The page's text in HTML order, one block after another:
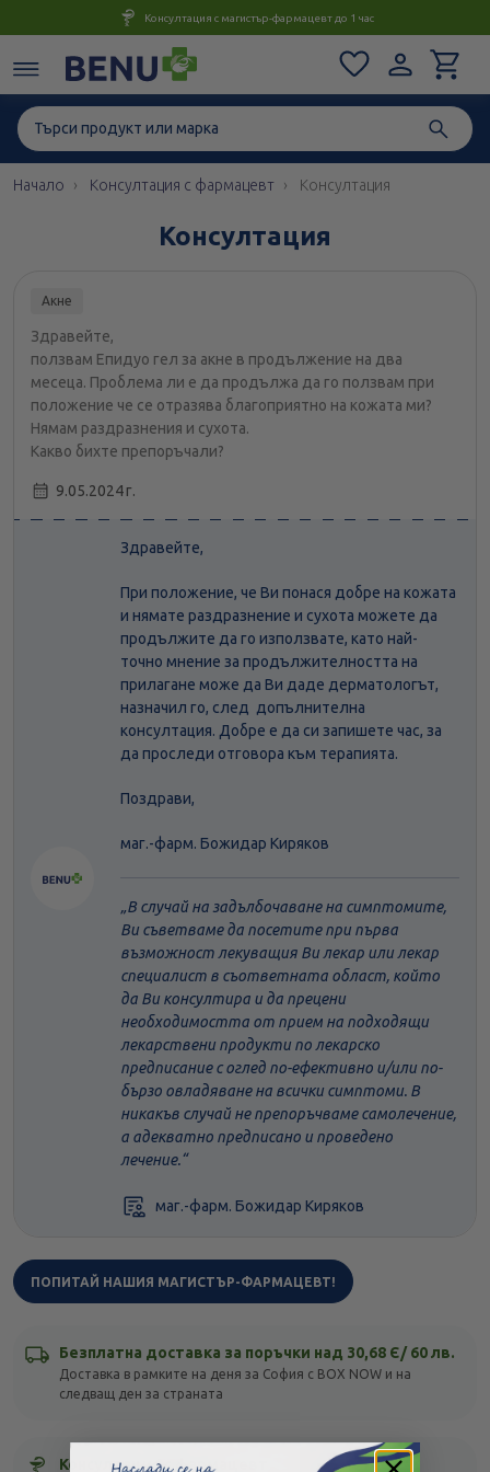
Консултация с магистър-фармацевт до 1 час
Начало Консултация с фармацевт Консултация
Консултация
Акне
Здравейте,
ползвам Епидуо гел за акне в продължение на два
месеца. Проблема ли е да продължа да го ползвам при
положение че се отразява благоприятно на кожата ми?
Нямам раздразнения и сухота.
Какво бихте препоръчали?
9.05.2024 г.
Здравейте,
При положение, че Ви понася добре на кожата
и нямате раздразнение и сухота можете да
продължите да го използвате, като най-
точно мнение за продължителността на
прилагане може да Ви даде дерматологът,
назначил го, след допълнителна
консултация. Добре е да си запишете час, за
да проследи отговора към терапията.
Поздрави,
маг.-фарм. Божидар Киряков
В случай на задълбочаване на симптомите,
Ви съветваме да посетите при първа
възможност лекуващия Ви лекар или лекар
специалист в съответната област, който
да Ви консултира и да прецени
необходимостта от прием на подходящи
лекарствени продукти по лекарско
предписание с оглед по-ефективно и/или по-
бързо овладяване на всички симптоми. В
никакъв случай не препоръчваме самолечение,
а адекватно предписано и проведено
лечение.
маг.-фарм. Божидар Киряков
ПОПИТАЙ НАШИЯ МАГИСТЪР-ФАРМАЦЕВТ!
Безплатна доставка за поръчки над 30,68 Є/ 60 лв.
Доставка в рамките на деня за София с BOX NOW и на
следващ ден за страната
Консултация с фармацевт